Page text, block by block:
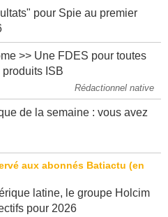
pour Spie au premier
>> Une FDES pour toutes
produits ISB
Rédactionnel native
de la semaine : vous avez
latine, le groupe Holcim
pour 2026